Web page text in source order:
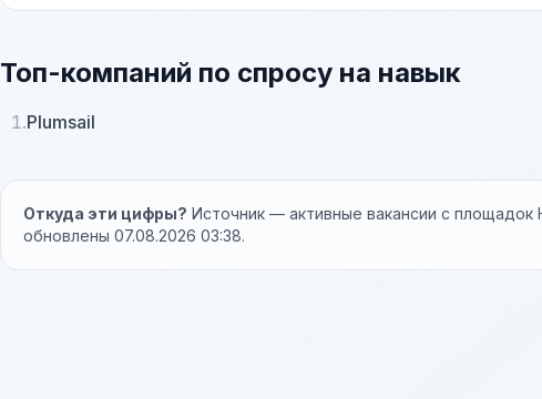
Топ-компаний по спросу на навык
1.Plumsail
Откуда эти цифры? Источник — активные вакансии с площадок
обновлены 07.08.2026 03:38.